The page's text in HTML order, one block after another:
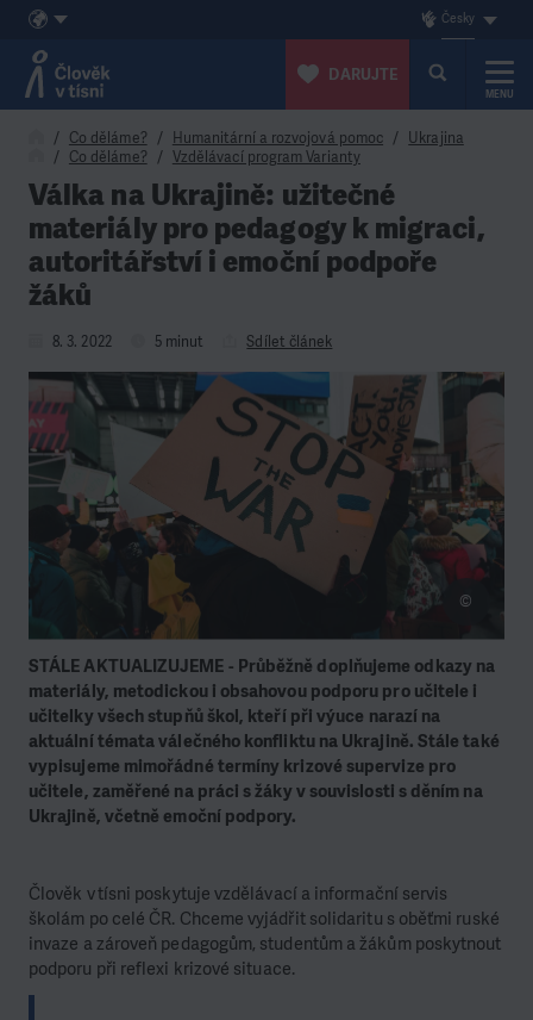
Přeskočit na obsah
Česky
DARUJTE
MENU
Co děláme? Humanitární a rozvojová pomoc
Ukrajina
Co děláme?
Vzdělávací program Varianty
Válka na Ukrajině: užitečné
materiály pro pedagogy k migraci,
autoritářství i emoční podpoře
žáků
8. 3. 2022 5 minut Sdílet článek
STÁLE AKTUALIZUJEME - Průběžně doplňujeme odkazy na
materiály, metodickou i obsahovou podporu pro učitele i
učitelky všech stupňů škol, kteří při výuce narazí na
aktuální témata válečného konfliktu na Ukrajině. Stále také
vypisujeme mimořádné termíny krizové supervize pro
učitele, zaměřené na práci s žáky v souvislosti s děním na
Ukrajině, včetně emoční podpory.
©
Člověk v tísni poskytuje vzdělávací a informační servis
školám po celé ČR. Chceme vyjádřit solidaritu s oběťmi ruské
invaze a zároveň pedagogům, studentům a žákům poskytnout
podporu při reflexi krizové situace.